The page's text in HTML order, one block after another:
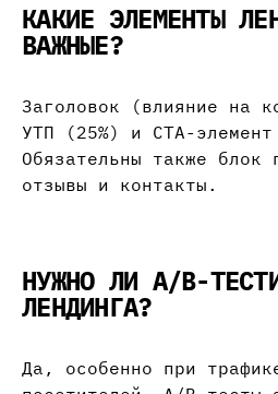
КАКИЕ ЭЛЕМЕНТЫ
ВАЖНЫЕ?
Заголовок (влияние на
УТП (25%) и CTA-
Обязательны также блок
отзывы и контакты.
НУЖНО ЛИ A/B-
ЛЕНДИНГА?
Да, особенно при